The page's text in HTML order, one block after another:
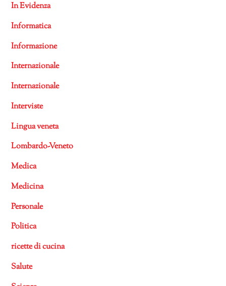
In Evidenza
Informatica
Informazione
Internazionale
Internazionale
Interviste
Lingua veneta
Lombardo-Veneto
Medica
Medicina
Personale
Politica
ricette di cucina
Salute